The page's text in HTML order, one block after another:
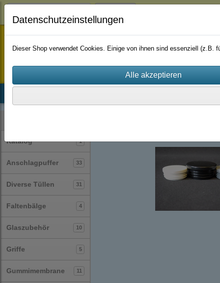
staufenbiel-berlin
Katalog 1
Anschlagpuffer 33
Diverse Tüllen 31
Faltenbälge 4
Glaszubehör 10
Griffe 5
Gummimembrane 11
Datenschutzeinstellungen
Dieser Shop verwendet Cookies. Einige von ihnen sind essenziell (z.B.